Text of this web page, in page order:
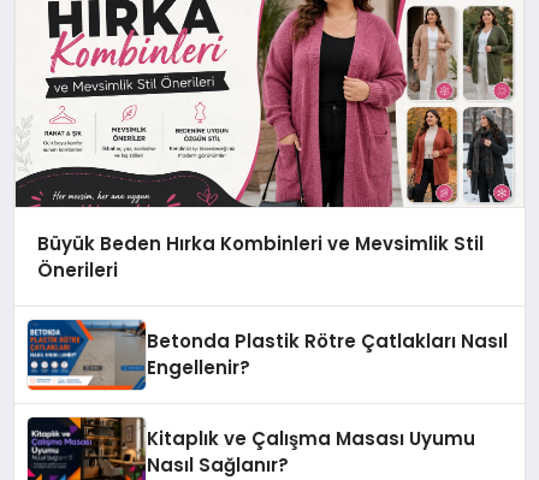
Büyük Beden Hırka Kombinleri ve Mevsimlik Stil
Önerileri
Betonda Plastik Rötre Çatlakları Nasıl
Engellenir?
Kitaplık ve Çalışma Masası Uyumu
Nasıl Sağlanır?